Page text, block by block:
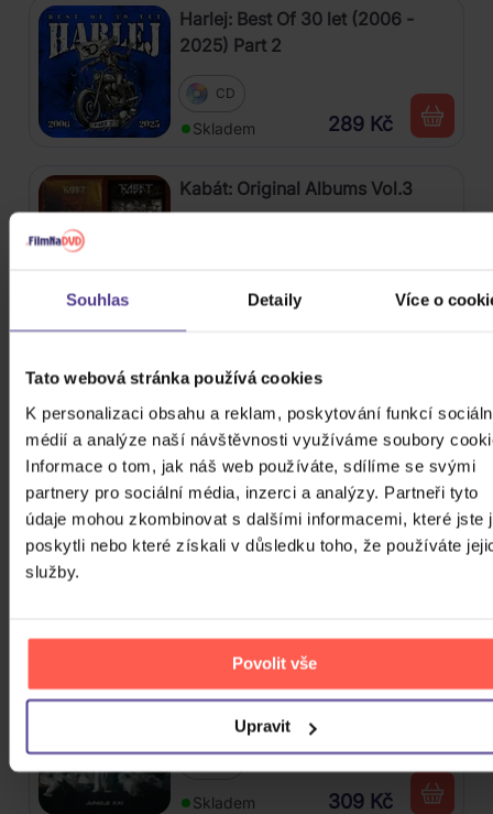
Souhlas Detaily Více o
Tato webová stránka používá cookies
K personalizaci obsahu a reklam, poskytování funkcí
médií a analýze naší návštěvnosti využíváme soubory
Informace o tom, jak náš web používáte, sdílíme se svými
partnery pro sociální média, inzerci a analýzy. Partneři tyto
údaje mohou zkombinovat s dalšími informacemi, které jste
poskytli nebo které získali v důsledku toho, že používáte
služby.
Povolit vše
Upravit
Harlej: Best Of 30 let (2006 -
2025) Part 2
CD
Skladem 289 Kč
Kabát: Original Albums Vol.3
Skladem
roky
CD
Skladem 385 Kč
Linkin Park: From Zero (Coloured
Blue Vinyl)
Skladem 589 Kč
Traktor: Jungle XXI
CD
Skladem 309 Kč